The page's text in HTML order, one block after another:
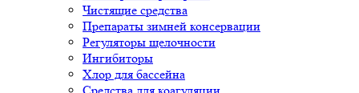
Чистящие средства
Препараты зимней консервации
Регуляторы щелочности
Ингибиторы
Хлор для бассейна